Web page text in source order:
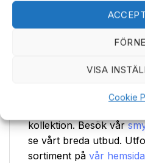
VISA
Cookie
och djurvänligt val.
hänge stödjer du
värdesätter kvalitet, stil
kollektion. Besök vår
se vårt breda utbud.
sortiment på vår hemsida